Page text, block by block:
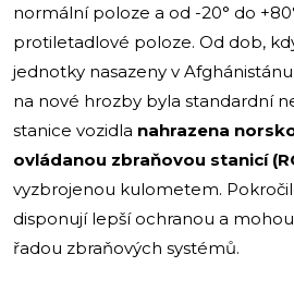
normální poloze a od -20° do
protiletadlové poloze. Od dob,
jednotky nasazeny v
na nové hrozby byla standardní
stanice vozidla nahrazena
ovládanou zbraňovou stanicí
vyzbrojenou kulometem.
disponují lepší ochranou a
řadou zbraňových systémů.